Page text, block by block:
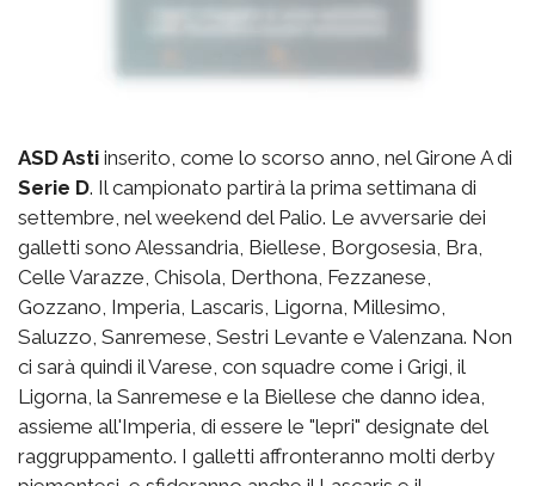
ASD Asti inserito, come lo scorso anno, nel Girone A di
Serie D. Il campionato partirà la prima settimana di
settembre, nel weekend del Palio. Le avversarie dei
galletti sono Alessandria, Biellese, Borgosesia, Bra,
Celle Varazze, Chisola, Derthona, Fezzanese,
Gozzano, Imperia, Lascaris, Ligorna, Millesimo,
Saluzzo, Sanremese, Sestri Levante e Valenzana. Non
ci sarà quindi il Varese, con squadre come i Grigi, il
Ligorna, la Sanremese e la Biellese che danno idea,
assieme all'Imperia, di essere le "lepri" designate del
raggruppamento. I galletti affronteranno molti derby